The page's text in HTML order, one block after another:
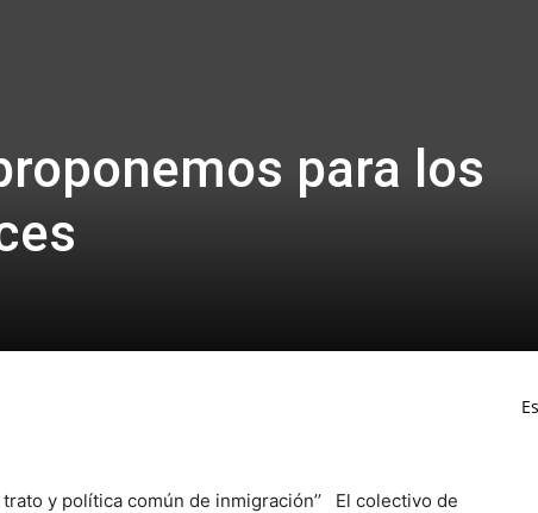
para los
trato y política común de inmigración’’ El colectivo de